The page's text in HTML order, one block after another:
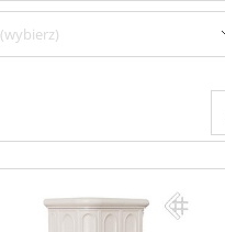
(wybierz)